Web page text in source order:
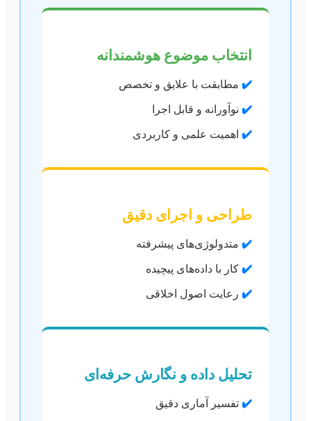
انتخاب موضوع هوشمندانه
✔️ مطابقت با علایق و تخصص
✔️ نوآورانه و قابل اجرا
✔️ اهمیت علمی و کاربردی
طراحی و اجرای دقیق
✔️ متدولوژی‌های پیشرفته
✔️ کار با داده‌های پیچیده
✔️ رعایت اصول اخلاقی
تحلیل داده و نگارش حرفه‌ای
✔️ تفسیر آماری دقیق